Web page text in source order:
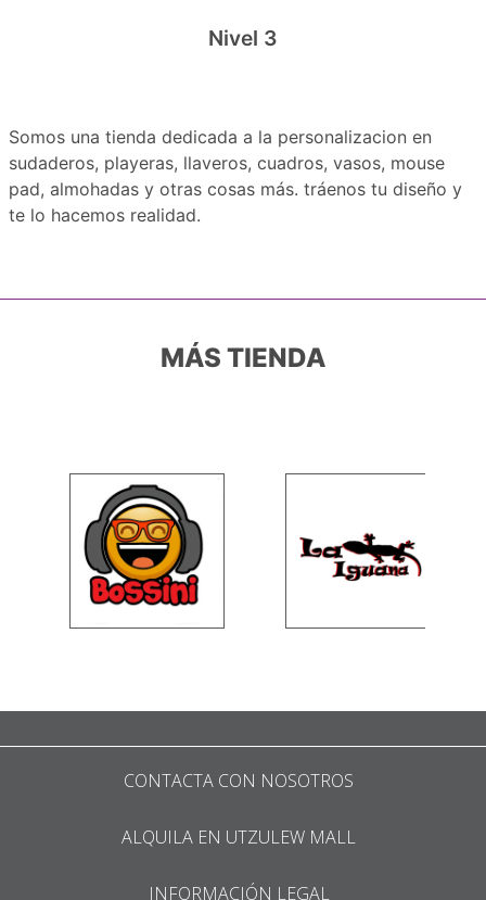
Nivel 3
Somos una tienda dedicada a la personalizacion en
sudaderos, playeras, llaveros, cuadros, vasos, mouse
pad, almohadas y otras cosas más. tráenos tu diseño y
te lo hacemos realidad.
MÁS TIENDA
CONTACTA CON NOSOTROS
ALQUILA EN UTZULEW MALL
INFORMACIÓN LEGAL